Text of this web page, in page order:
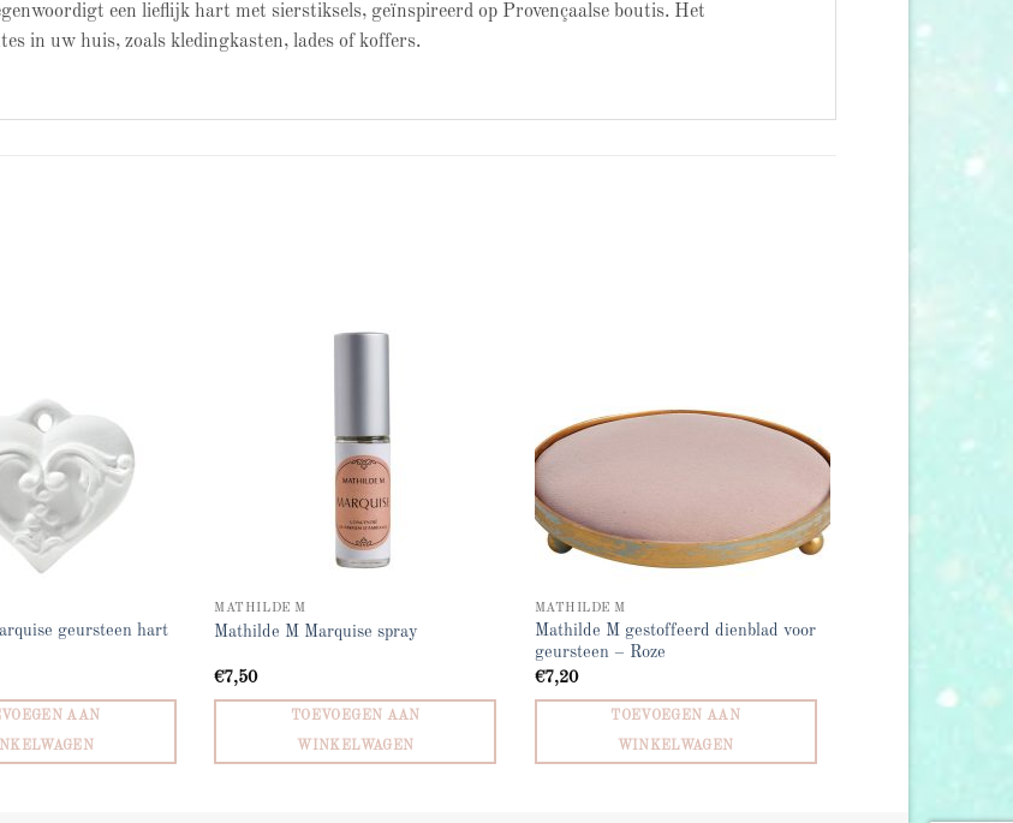
een lieflijk hart met sierstiksels, geïnspireerd op Provençaalse boutis. Het
in uw huis, zoals kledingkasten, lades of koffers.
geursteen hart
AAN
MATHILDE M
Mathilde M Marquise spray
€7,50
TOEVOEGEN AAN
WINKELWAGEN
MATHILDE M
Mathilde M gestoffeerd dienblad voor
geursteen – Roze
€7,20
TOEVOEGEN AAN
WINKELWAGEN